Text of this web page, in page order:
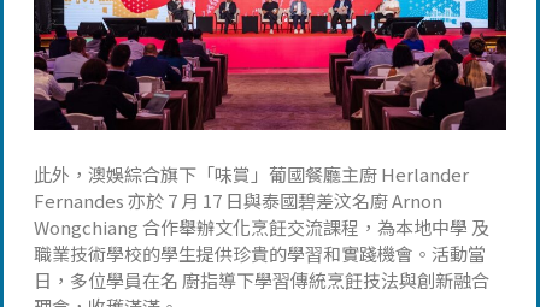
此外，澳娛綜合旗下「味賞」葡國餐廳主廚 Herlander
Fernandes 亦於 7 月 17 日與泰國碧差汶名廚 Arnon
Wongchiang 合作舉辦文化烹飪交流課程，為本地中學 及
職業技術學校的學生提供珍貴的學習和實踐機會。活動當
日，多位學員在名 廚指導下學習傳統烹飪技法與創新融合